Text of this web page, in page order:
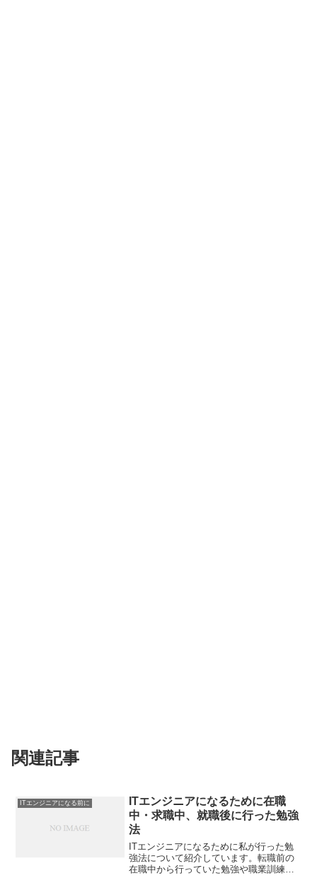
関連記事
ITエンジニアになる前に
ITエンジニアになるために在職
中・求職中、就職後に行った勉強
法
ITエンジニアになるために私が行った勉
強法について紹介しています。転職前の
在職中から行っていた勉強や職業訓練校